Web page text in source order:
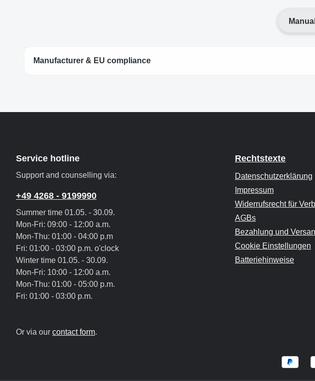
Manufacturer & EU compliance
Service hotline
Support and counselling via:
+49 4268 - 9199990
Summer time 01.05. - 30.09.
Mon-Fri: 09:00 - 12:00 a.m.
Mon-Thu: 01:00 - 04:00 p.m
Fri: 01:00 - 03:00 p.m. o'clock
Winter time 01.05. - 30.09.
Mon-Fri: 10:00 - 12:00 a.m.
Mon-Thu: 01:00 - 05:00 p.m.
Fri: 01:00 - 03:00 p.m.
Or via our contact form.
Rechtstexte
Datenschutzerklärung
Impressum
Widerrufsrecht für
AGBs
Bezahlung und
Cookie Einstellungen
Batteriehinweise